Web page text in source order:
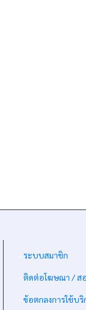
ระบบสมาชิก
ติดต่อโฆษณา / ส
ข้อตกลงการใช้บริ